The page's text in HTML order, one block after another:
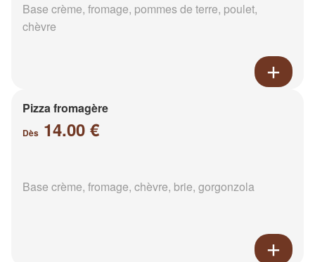
Base crème, fromage, pommes de terre, poulet,
chèvre
Pizza fromagère
Dès 14.00 €
Base crème, fromage, chèvre, brie, gorgonzola